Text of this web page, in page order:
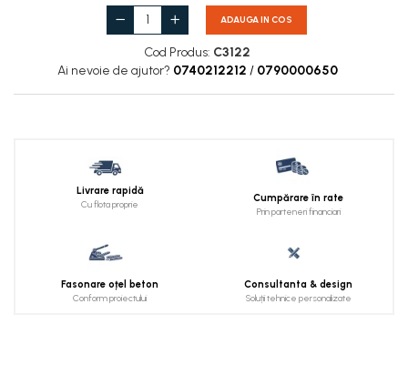
ADAUGA IN COS
Cod Produs: C3122
Ai nevoie de ajutor? 0740212212 / 0790000650
Livrare rapidă
Cu flota proprie
Cumpărare în rate
Prin parteneri financiari
Fasonare oțel beton
Conform proiectului
Consultanta & design
Soluții tehnice personalizate